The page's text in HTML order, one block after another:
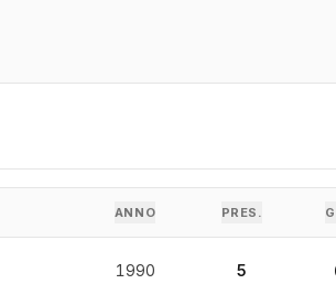
ANNO PRES.
1990 5